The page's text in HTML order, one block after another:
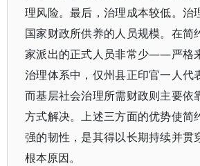
理风险。最后，治理成本较低。治
国家财政所供养的人员规模。在简
家派出的正式人员非常少——严格
治理体系中，仅州县正印官一人代
而基层社会治理所需财政则主要依
方式解决。上述三方面的优势使简
强的韧性，是其得以长期持续并贯
根本原因。